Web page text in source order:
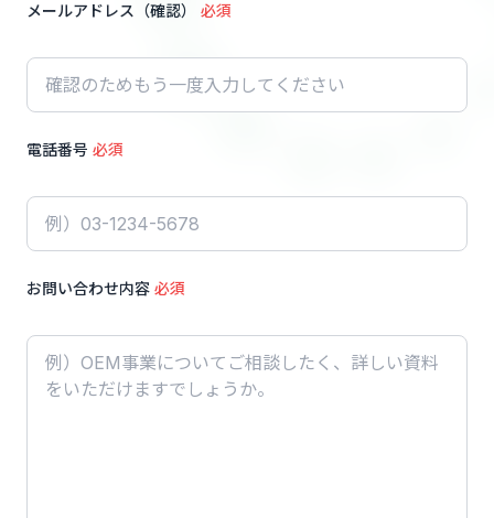
メールアドレス（確認） 必須
電話番号 必須
お問い合わせ内容 必須